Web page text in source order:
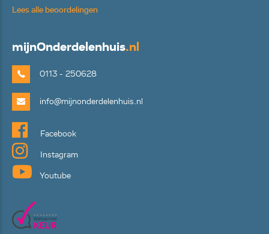
Lees alle beoordelingen
mijnOnderdelenhuis.nl
0113 - 250628
info@mijnonderdelenhuis.nl
Facebook
Instagram
Youtube